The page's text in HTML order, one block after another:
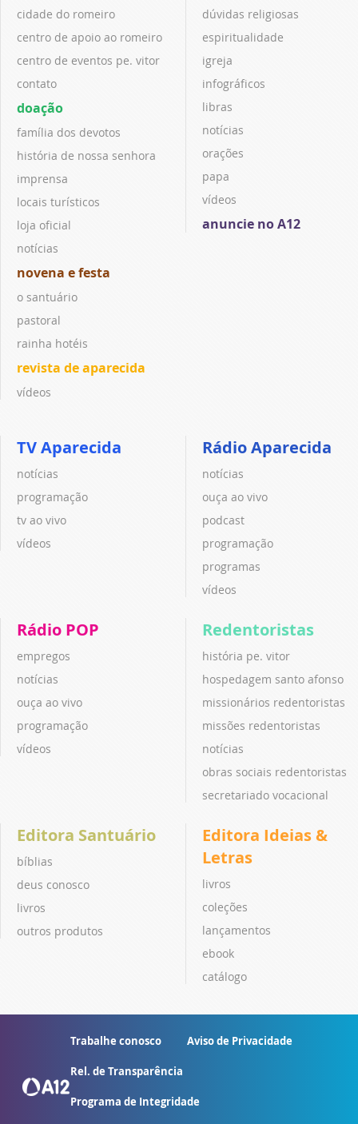
cidade do romeiro
centro de apoio ao romeiro
centro de eventos pe. vitor
contato
doação
família dos devotos
história de nossa senhora
imprensa
locais turísticos
loja oficial
notícias
novena e festa
o santuário
pastoral
rainha hotéis
revista de aparecida
vídeos
dúvidas religiosas
espiritualidade
igreja
infográficos
libras
notícias
orações
papa
vídeos
anuncie no A12
TV Aparecida
notícias
programação
tv ao vivo
vídeos
Rádio Aparecida
notícias
ouça ao vivo
podcast
programação
programas
vídeos
Rádio POP
empregos
notícias
ouça ao vivo
programação
vídeos
Redentoristas
história pe. vitor
hospedagem santo afonso
missionários redentoristas
missões redentoristas
notícias
obras sociais redentoristas
secretariado vocacional
Editora Santuário
bíblias
deus conosco
livros
outros produtos
Editora Ideias &
Letras
livros
coleções
lançamentos
ebook
catálogo
Trabalhe conosco Aviso de Privacidade
Rel. de Transparência
Programa de Integridade